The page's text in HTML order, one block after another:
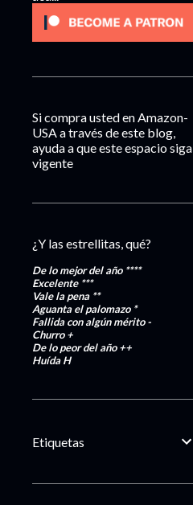
Si compra usted en Amazon-
USA a través de este blog,
ayuda a que este espacio siga
vigente
¿Y las estrellitas, qué?
De lo mejor del año ****
Excelente***
Vale la pena **
Aguanta el palomazo *
Fallida con algún mérito-
Churro+
De lo peor del año++
HuídaH
Etiquetas